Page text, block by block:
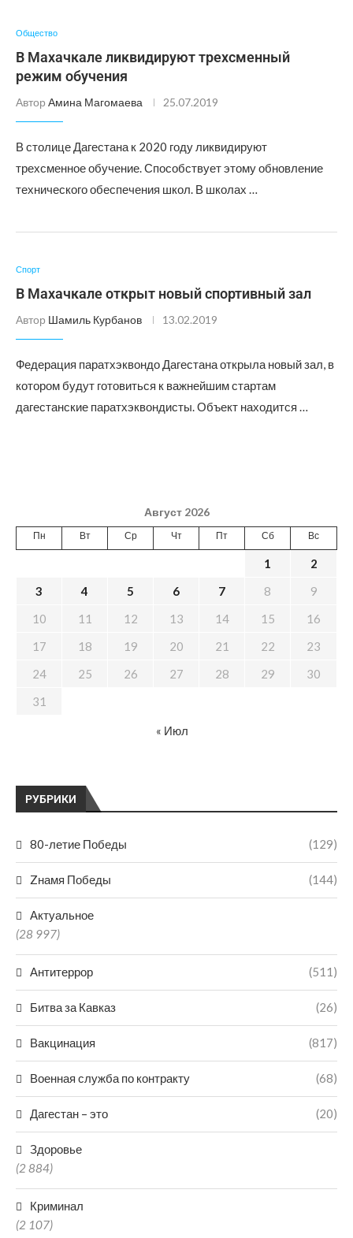
Общество
В Махачкале ликвидируют трехсменный
режим обучения
Автор Амина Магомаева 25.07.2019
В столице Дагестана к 2020 году ликвидируют
трехсменное обучение. Способствует этому обновление
технического обеспечения школ. В школах …
Спорт
В Махачкале открыт новый спортивный зал
Автор Шамиль Курбанов 13.02.2019
Федерация паратхэквондо Дагестана открыла новый зал, в
котором будут готовиться к важнейшим стартам
дагестанские паратхэквондисты. Объект находится …
РУБРИКИ
80-летие Победы (129)
Zнамя Победы (144)
Актуальное
(28 997)
Антитеррор (511)
Битва за Кавказ (26)
Вакцинация (817)
Военная служба по контракту (68)
Дагестан – это (20)
Здоровье
(2 884)
Криминал
(2 107)
Август 2026
Пн Вт Ср Чт Пт Сб Вс
1
2
3
4 5 6 7 8
9
10
11 12 13 14 15
16
17
18 19 20 21 22
23
24
25 26 27 28 29
30
31
« Июл